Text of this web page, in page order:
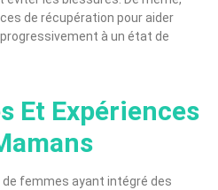
de récupération pour aider
à un état de
Et Expériences
femmes ayant intégré des